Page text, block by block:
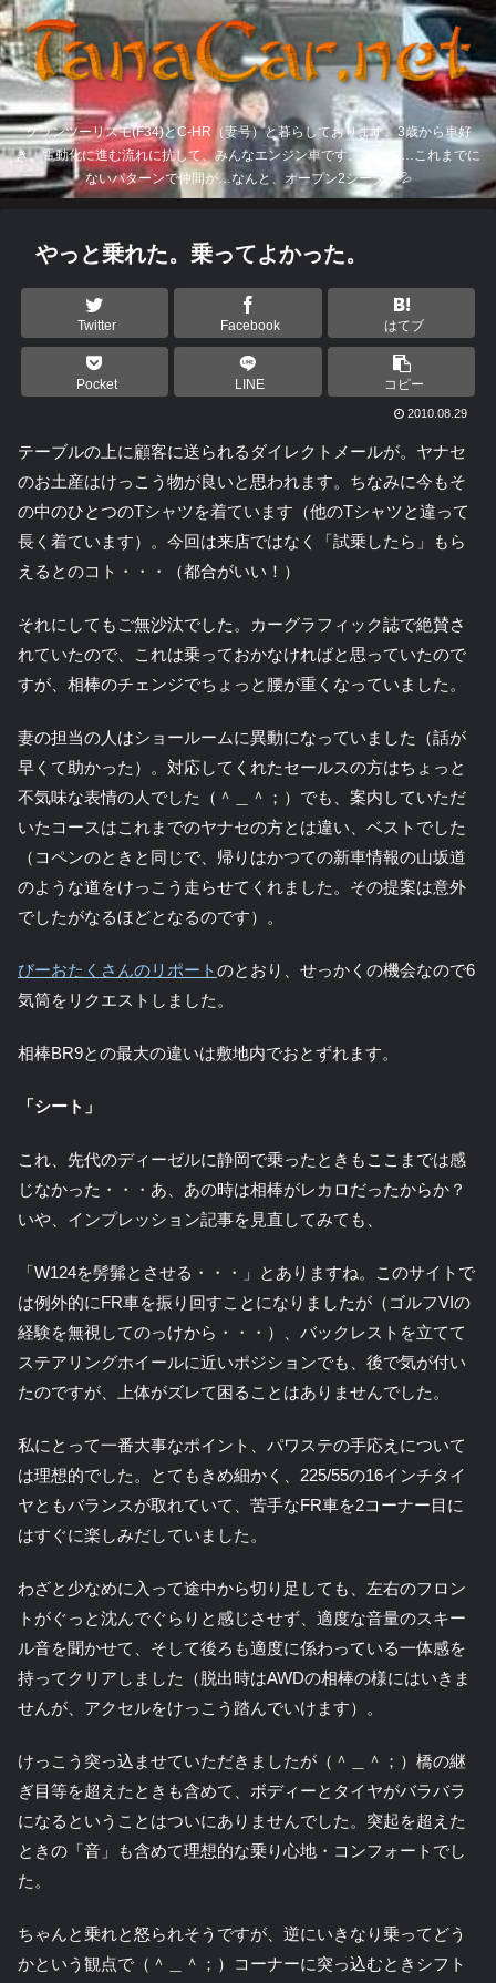
グランツーリスモ(F34)とC-HR（妻号）と暮らしております。3歳から車好
き。電動化に進む流れに抗して、みんなエンジン車です。そして…これまでに
ないパターンで仲間が…なんと、オープン2シーター💦
やっと乗れた。乗ってよかった。
Twitter Facebook はてブ
Pocket LINE コピー
2010.08.29
テーブルの上に顧客に送られるダイレクトメールが。ヤナセ
のお土産はけっこう物が良いと思われます。ちなみに今もそ
の中のひとつのTシャツを着ています（他のTシャツと違って
長く着ています）。今回は来店ではなく「試乗したら」もら
えるとのコト・・・（都合がいい！）
それにしてもご無沙汰でした。カーグラフィック誌で絶賛さ
れていたので、これは乗っておかなければと思っていたので
すが、相棒のチェンジでちょっと腰が重くなっていました。
妻の担当の人はショールームに異動になっていました（話が
早くて助かった）。対応してくれたセールスの方はちょっと
不気味な表情の人でした（＾＿＾；）でも、案内していただ
いたコースはこれまでのヤナセの方とは違い、ベストでした
（コペンのときと同じで、帰りはかつての新車情報の山坂道
のような道をけっこう走らせてくれました。その提案は意外
でしたがなるほどとなるのです）。
びーおたくさんのリポートのとおり、せっかくの機会なので6
気筒をリクエストしました。
相棒BR9との最大の違いは敷地内でおとずれます。
「シート」
これ、先代のディーゼルに静岡で乗ったときもここまでは感
じなかった・・・あ、あの時は相棒がレカロだったからか？
いや、インプレッション記事を見直してみても、
「W124を髣髴とさせる・・・」とありますね。このサイトで
は例外的にFR車を振り回すことになりましたが（ゴルフVIの
経験を無視してのっけから・・・）、バックレストを立てて
ステアリングホイールに近いポジションでも、後で気が付い
たのですが、上体がズレて困ることはありませんでした。
私にとって一番大事なポイント、パワステの手応えについて
は理想的でした。とてもきめ細かく、225/55の16インチタイ
ヤともバランスが取れていて、苦手なFR車を2コーナー目に
はすぐに楽しみだしていました。
わざと少なめに入って途中から切り足しても、左右のフロン
トがぐっと沈んでぐらりと感じさせず、適度な音量のスキー
ル音を聞かせて、そして後ろも適度に係わっている一体感を
持ってクリアしました（脱出時はAWDの相棒の様にはいきま
せんが、アクセルをけっこう踏んでいけます）。
けっこう突っ込ませていただきましたが（＾＿＾；）橋の継
ぎ目等を超えたときも含めて、ボディーとタイヤがバラバラ
になるということはついにありませんでした。突起を超えた
ときの「音」も含めて理想的な乗り心地・コンフォートでし
た。
ちゃんと乗れと怒られそうですが、逆にいきなり乗ってどう
かという観点で（＾＿＾；）コーナーに突っ込むときシフト